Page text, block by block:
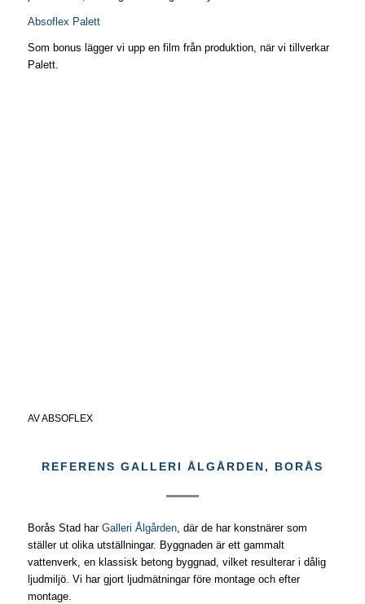
Absoflex Palett
Som bonus lägger vi upp en film från produktion, när vi tillverkar
Palett.
AVABSOFLEX
REFERENS GALLERI ÅLGÅRDEN, BORÅS
Borås Stad har Galleri Ålgården, där de har konstnärer som
ställer ut olika utställningar. Byggnaden är ett gammalt
vattenverk, en klassisk betong byggnad, vilket resulterar i dålig
ljudmiljö. Vi har gjort ljudmätningar före montage och efter
montage.